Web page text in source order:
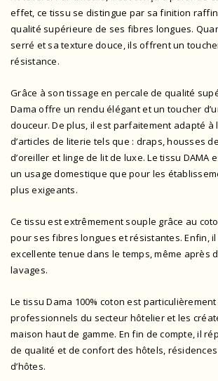
effet, ce tissu se distingue par sa finition
qualité supérieure de ses fibres longues.
serré et sa texture douce, ils offrent un
résistance.
Grâce à son tissage en percale de qualité
Dama offre un rendu élégant et un toucher
douceur. De plus, il est parfaitement adapté à
d’articles de literie tels que : draps, housses
d’oreiller et linge de lit de luxe. Le tissu DAMA
un usage domestique que pour les
plus exigeants.
Ce tissu est extrêmement souple grâce au
pour ses fibres longues et résistantes. Enfin,
excellente tenue dans le temps, même après
lavages.
Le tissu Dama 100% coton est
professionnels du secteur hôtelier et les
maison haut de gamme. En fin de compte, il
de qualité et de confort des hôtels,
d’hôtes.